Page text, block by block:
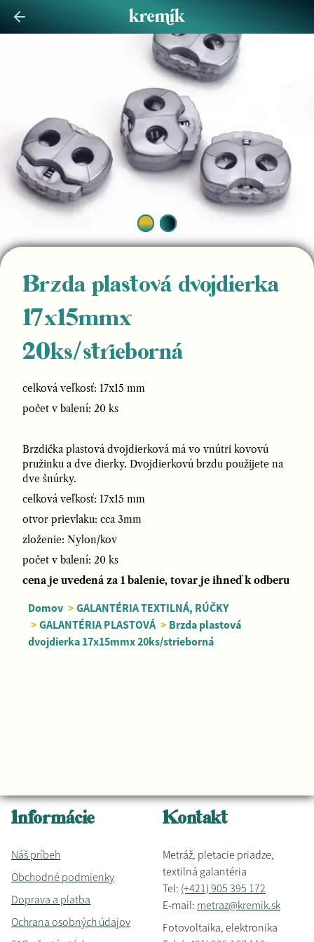
Brzda plastová dvojdierka
17x15mmx
20ks/strieborná
celková veľkosť: 17x15 mm
počet v balení: 20 ks
Brzdička plastová dvojdierková má vo vnútri kovovú
pružinku a dve dierky. Dvojdierkovú brzdu použijete na
dve šnúrky.
celková veľkosť: 17x15 mm
otvor prievlaku: cca 3mm
zloženie: Nylon/kov
počet v balení: 20 ks
cena je uvedená za 1 balenie, tovar je ihneď k odberu
Domov > GALANTÉRIA TEXTILNÁ, RÚČKY
> GALANTÉRIA PLASTOVÁ > Brzda plastová
dvojdierka 17x15mmx 20ks/strieborná
Informácie
Náš príbeh
Obchodné podmienky
Doprava a platba
Ochrana osobných údajov
Kontakt
Metráž, pletacie priadze,
textilná galantéria
Tel: (+421) 905 395 172
E-mail: metraz@kremik.sk
Fotovoltaika, elektronika